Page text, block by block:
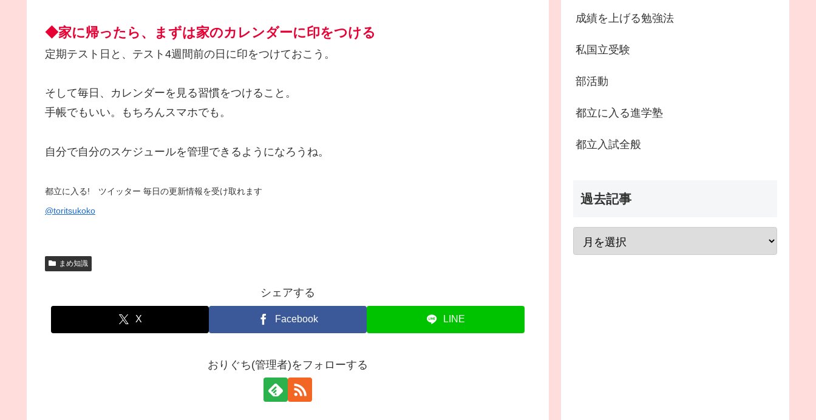
◆家に帰ったら、まずは家のカレンダーに印をつける
定期テスト日と、テスト4週間前の日に印をつけておこう。
そして毎日、カレンダーを見る習慣をつけること。
手帳でもいい。もちろんスマホでも。
自分で自分のスケジュールを管理できるようになろうね。
都立に入る! ツイッター 毎日の更新情報を受け取れます
@toritsukoko
まめ知識
シェアする
X Facebook LINE
おりぐち(管理者)をフォローする
成績を上げる勉強法
私国立受験
部活動
都立に入る進学塾
都立入試全般
過去記事